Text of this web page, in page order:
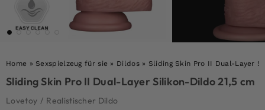
Home »Sexspielzeug für sie » Dildos» Sliding Skin Pro II Dual-Layer
Sliding Skin Pro II Dual-Layer Silikon-Dildo 21,5 cm
Lovetoy / Realistischer Dildo